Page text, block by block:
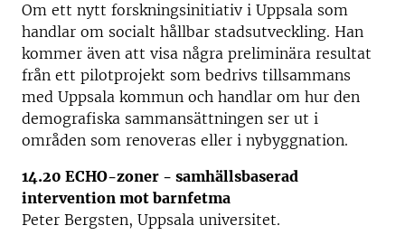
Om ett nytt forskningsinitiativ i Uppsala som
handlar om socialt hållbar stadsutveckling. Han
kommer även att visa några preliminära resultat
från ett pilotprojekt som bedrivs tillsammans
med Uppsala kommun och handlar om hur den
demografiska sammansättningen ser ut i
områden som renoveras eller i nybyggnation.
14.20 ECHO-zoner - samhällsbaserad
intervention mot barnfetma
Peter Bergsten, Uppsala universitet.